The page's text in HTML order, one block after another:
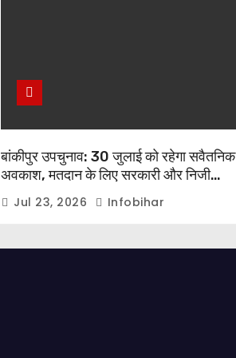
बांकीपुर उपचुनाव: 30 जुलाई को रहेगा सवैतनिक
अवकाश, मतदान के लिए सरकारी और निजी
कर्मचारियों को मिलेगी छुट्टी
Jul 23, 2026 Infobihar